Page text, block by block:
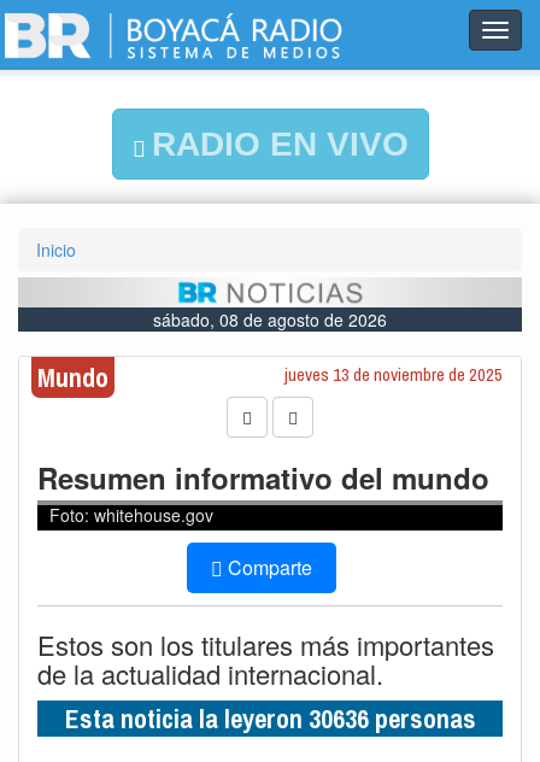
RADIO EN VIVO
Inicio
sábado, 08 de agosto de 2026
Mundo jueves 13 de noviembre de 2025
Resumen informativo del mundo
Foto: whitehouse.gov
Comparte
Estos son los titulares más importantes
de la actualidad internacional.
Esta noticia la leyeron 30636 personas